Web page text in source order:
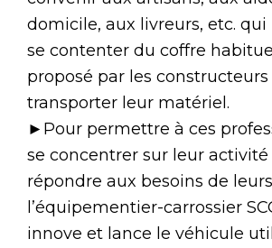
domicile, aux livreurs, etc.
se contenter du coffre
proposé par les
transporter leur matériel.
►Pour permettre à ces
se concentrer sur leur activité
répondre aux besoins de
l’équipementier-carrossier
innove et lance le véhicule